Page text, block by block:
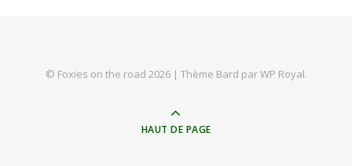
© Foxies on the road 2026 | Thème Bard parWP Royal.
HAUT DE PAGE